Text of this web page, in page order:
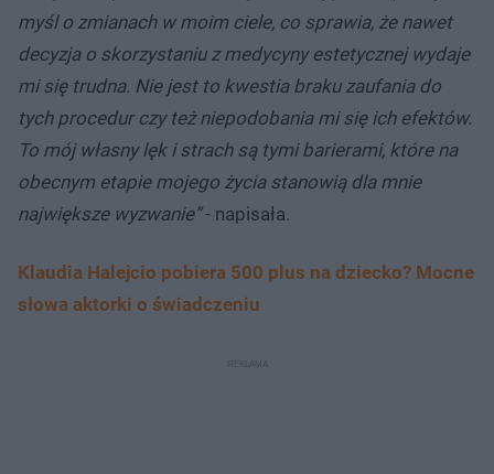
myśl o zmianach w moim ciele, co sprawia, że nawet
decyzja o skorzystaniu z medycyny estetycznej wydaje
mi się trudna. Nie jest to kwestia braku zaufania do
tych procedur czy też niepodobania mi się ich efektów.
To mój własny lęk i strach są tymi barierami, które na
obecnym etapie mojego życia stanowią dla mnie
największe wyzwanie”- napisała.
Klaudia Halejcio pobiera 500 plus na dziecko? Mocne
słowa aktorki o świadczeniu